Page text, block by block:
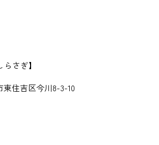
さぎ】
住吉区今川8-3-10